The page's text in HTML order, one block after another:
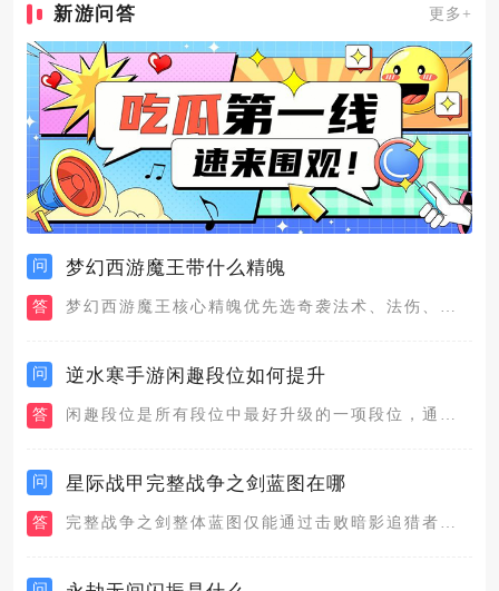
新游问答 更多+
问 梦幻西游魔王带什么精魄
答
问 逆水寒手游闲趣段位如何提升
答
问 星际战甲完整战争之剑蓝图在哪
答